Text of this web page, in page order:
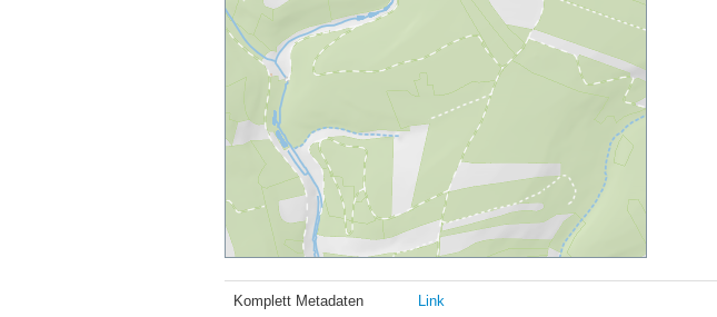
Komplett Metadaten Link